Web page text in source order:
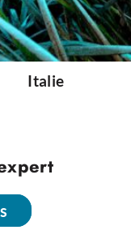
Italie